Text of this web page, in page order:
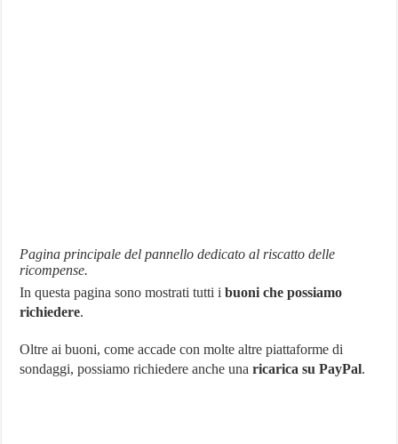
Pagina principale del pannello dedicato al riscatto delle
ricompense.
In questa pagina sono mostrati tutti ibuoni che possiamo
richiedere.
Oltre ai buoni, come accade con molte altre piattaforme di
sondaggi, possiamo richiedere anche unaricarica su PayPal.